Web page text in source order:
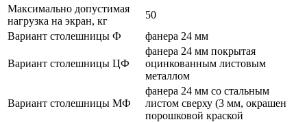
Максимально допустимая
нагрузка на экран, кг
50
Вариант столешницы Ф
фанера 24 мм
Вариант столешницы ЦФ
фанера 24 мм покрытая
оцинкованным листовым
металлом
Вариант столешницы МФ
фанера 24 мм со стальным
листом сверху (3 мм, окрашен
порошковой краской